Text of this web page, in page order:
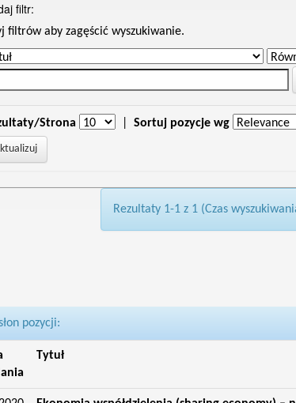
filtr:
filtrów aby zagęścić wyszukiwanie.
Strona Sortuj pozycje wg
Rezultaty 1-1 z 1 (Czas
pozycji:
Tytuł